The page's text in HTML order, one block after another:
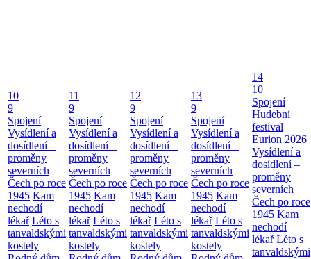
10
9
Spojení
Vysídlení a
dosídlení –
proměny
severních
Čech po roce
1945 Kam
nechodí
lékař Léto s
tanvaldskými
kostely
11
9
Spojení
Vysídlení a
dosídlení –
proměny
severních
Čech po roce
1945 Kam
nechodí
lékař Léto s
tanvaldskými
kostely
12
9
Spojení
Vysídlení a
dosídlení –
proměny
severních
Čech po roce
1945 Kam
nechodí
lékař Léto s
tanvaldskými
kostely
13
9
Spojení
Vysídlení a
dosídlení –
proměny
severních
Čech po roce
1945 Kam
nechodí
lékař Léto s
tanvaldskými
kostely
14
10
Spojení
Hudební
festival
Eurion 2026
Vysídlení a
dosídlení –
proměny
severních
Čech po roce
1945 Kam
nechodí
lékař Léto s
tanvaldskými